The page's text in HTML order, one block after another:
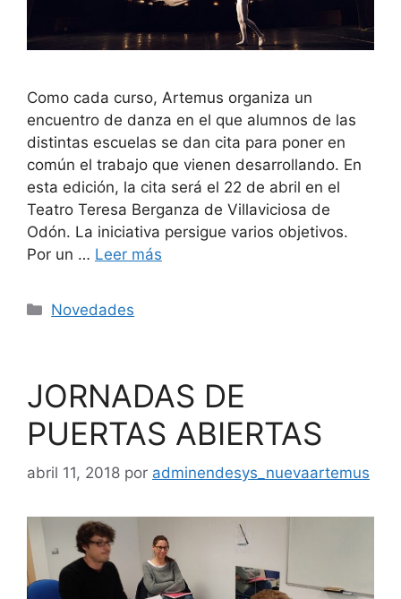
Como cada curso, Artemus organiza un
encuentro de danza en el que alumnos de las
distintas escuelas se dan cita para poner en
común el trabajo que vienen desarrollando. En
esta edición, la cita será el 22 de abril en el
Teatro Teresa Berganza de Villaviciosa de
Odón. La iniciativa persigue varios objetivos.
Por un … Leer más
Novedades
JORNADAS DE
PUERTAS ABIERTAS
abril 11, 2018 por adminendesys_nuevaartemus